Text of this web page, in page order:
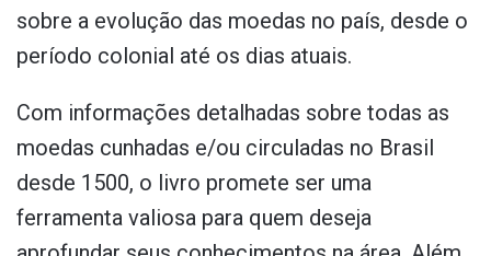
sobre a evolução das moedas no país, desde o
período colonial até os dias atuais.
Com informações detalhadas sobre todas as
moedas cunhadas e/ou circuladas no Brasil
desde 1500, o livro promete ser uma
ferramenta valiosa para quem deseja